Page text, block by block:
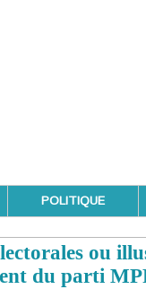
POLITIQUE
ou
du parti